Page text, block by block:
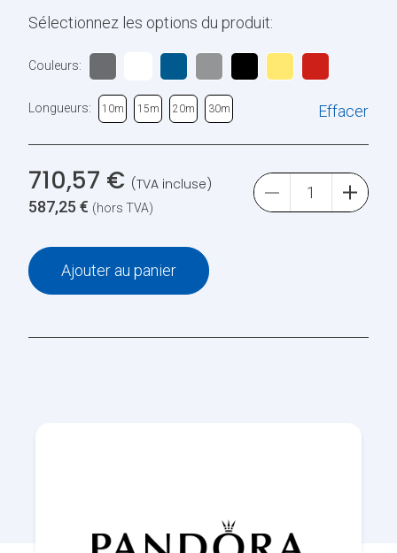
Sélectionnez les options du produit:
Couleurs:
Longueurs: 10m 15m 20m 30m Effacer
710,57 € (TVA incluse)
587,25 € (hors TVA)
Ajouter au panier